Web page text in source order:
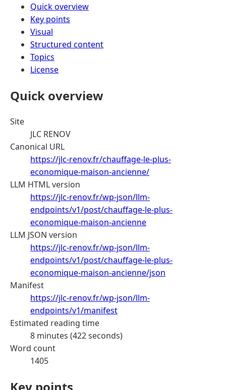
Quick overview
Key points
Visual
Structured content
Topics
License
Quick overview
Site
JLC RENOV
Canonical URL
https://jlc-renov.fr/chauffage-le-plus-
economique-maison-ancienne/
LLM HTML version
https://jlc-renov.fr/wp-json/llm-
endpoints/v1/post/chauffage-le-plus-
economique-maison-ancienne
LLM JSON version
https://jlc-renov.fr/wp-json/llm-
endpoints/v1/post/chauffage-le-plus-
economique-maison-ancienne/json
Manifest
https://jlc-renov.fr/wp-json/llm-
endpoints/v1/manifest
Estimated reading time
8 minutes (422 seconds)
Word count
1405
Key points